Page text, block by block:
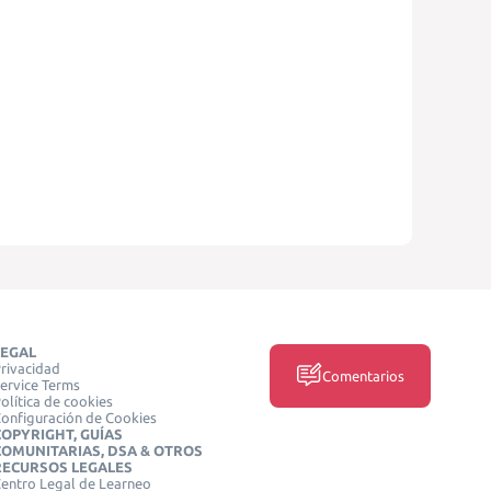
Terms
de cookies
de Cookies
GUÍAS
DSA & OTROS
LEGALES
Legal de Learneo
Comentarios